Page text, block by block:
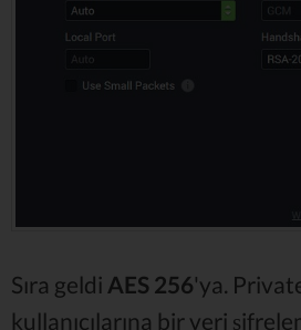
Sıra geldi AES 256'ya.
kullanıcılarına bir veri